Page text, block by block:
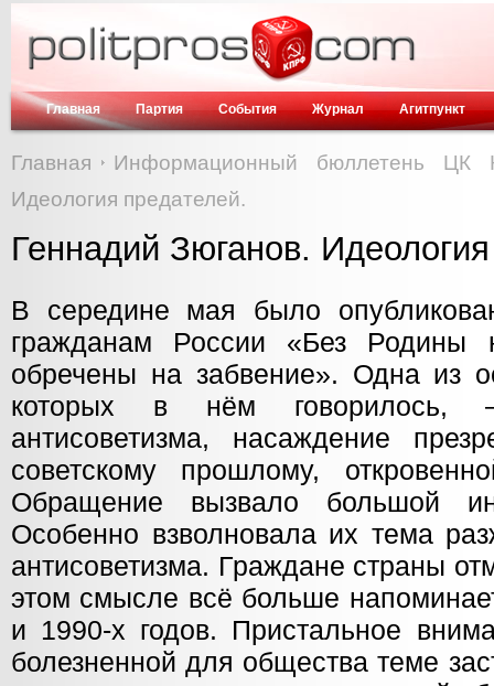
Главная Партия События Журнал Агитпункт
Главная
Информационный бюллетень ЦК
Идеология предателей.
Геннадий Зюганов.
В середине мая было
гражданам России «Без
обречены на забвение». Одна из
которых в нём говорилось,
антисоветизма, насаждение
советскому прошлому,
Обращение вызвало большой
Особенно взволновала их тема
антисоветизма. Граждане страны
этом смысле всё больше
и 1990-х годов. Пристальное
болезненной для общества теме